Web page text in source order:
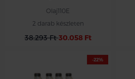
Olaj110E
2 darab készleten
38.293 Ft30.058 Ft
-22%